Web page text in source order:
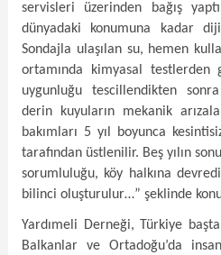
servisleri üzerinden bağış
dünyadaki konumuna kadar
Sondajla ulaşılan su, hemen
ortamında kimyasal
uygunluğu tescillendikten
derin kuyuların mekanik
bakımları 5 yıl boyunca
tarafından üstlenilir. Beş yılın
sorumluluğu, köy halkına
bilinci oluşturulur…” şeklinde
Yardımeli Derneği, Türkiye
Balkanlar ve Ortadoğu’da